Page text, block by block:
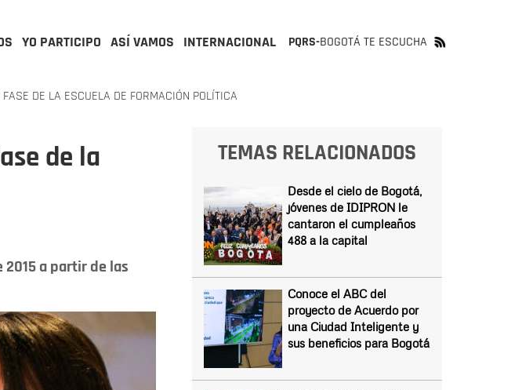
YO PARTICIPO ASÍ VAMOS INTERNACIONAL PQRS-BOGOTÁ TE ESCUCHA
DE LA ESCUELA DE FORMACIÓN POLÍTICA
de la
a partir de las
TEMAS RELACIONADOS
Desde el cielo de Bogotá,
jóvenes de IDIPRON le
cantaron el cumpleaños
488 a la capital
Conoce el ABC del
proyecto de Acuerdo por
una Ciudad Inteligente y
sus beneficios para Bogotá